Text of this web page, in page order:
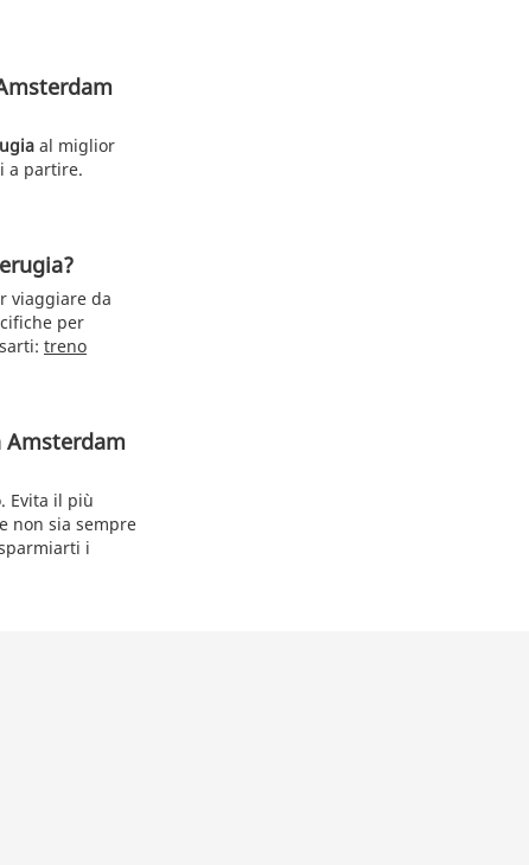
al miglior
a partire.
viaggiare da
per
treno
Evita il più
non sia sempre
i